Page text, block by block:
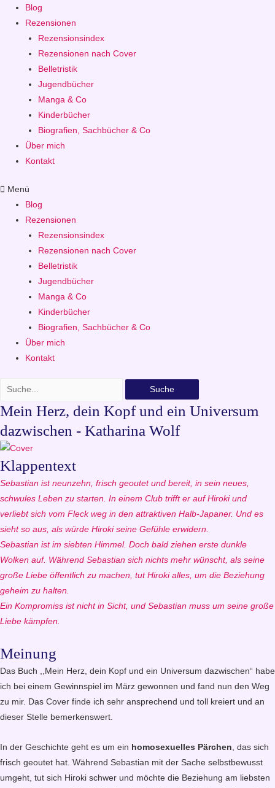
Blog
Rezensionen
Rezensionsindex
Rezensionen nach Cover
Belletristik
Jugendbücher
Manga & Co
Kinderbücher
Biografien, Sachbücher & Co
Über mich
Kontakt
Menü
Blog
Rezensionen
Rezensionsindex
Rezensionen nach Cover
Belletristik
Jugendbücher
Manga & Co
Kinderbücher
Biografien, Sachbücher & Co
Über mich
Kontakt
Suche
Mein Herz, dein Kopf und ein Universum
dazwischen - Katharina Wolf
Klappentext
Sebastian ist neunzehn, frisch geoutet und bereit, in sein neues,
schwules Leben zu starten. In einem Club trifft er auf Hiroki und
verliebt sich vom Fleck weg in den attraktiven Halb-Japaner. Und es
sieht so aus, als würde Hiroki seine Gefühle erwidern.
Sebastian ist im siebten Himmel. Doch bald ziehen erste dunkle
Wolken auf. Während Sebastian sich nichts mehr wünscht, als seine
große Liebe öffentlich zu machen, tut Hiroki alles, um die Beziehung
geheim zu halten.
Ein Kompromiss ist nicht in Sicht, und Sebastian muss um seine große
Liebe kämpfen.
Meinung
Das Buch ,,Mein Herz, dein Kopf und ein Universum dazwischen“ habe
ich bei einem Gewinnspiel im März gewonnen und fand nun den Weg
zu mir. Das Cover finde ich sehr ansprechend und toll kreiert und an
dieser Stelle bemerkenswert.
In der Geschichte geht es um ein homosexuelles Pärchen, das sich
frisch geoutet hat. Während Sebastian mit der Sache selbstbewusst
umgeht, tut sich Hiroki schwer und möchte die Beziehung am liebsten